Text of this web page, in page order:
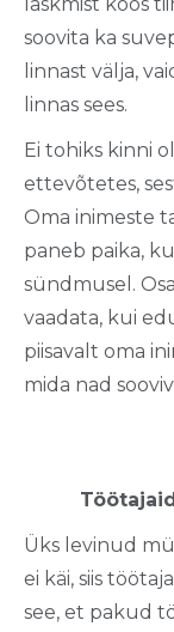
soovita ka
linnast välja,
linnas sees.
Ei tohiks kinni
ettevõtetes,
Oma inimeste
paneb paika,
sündmusel.
vaadata, kui
piisavalt oma
mida nad
Üks levinud
ei käi, siis
see, et pakud